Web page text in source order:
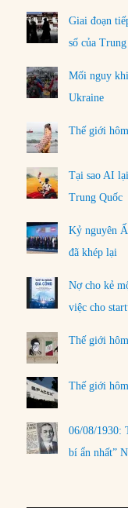
Giai đoạn
số của
Mối nguy
Ukraine
Thế giới
Tại sao AI
Trung Quốc
Kỷ nguyên
đã khép lại
Nợ cho kẻ
việc cho
Thế giới
Thế giới
06/08/1930:
bí ẩn nhất”